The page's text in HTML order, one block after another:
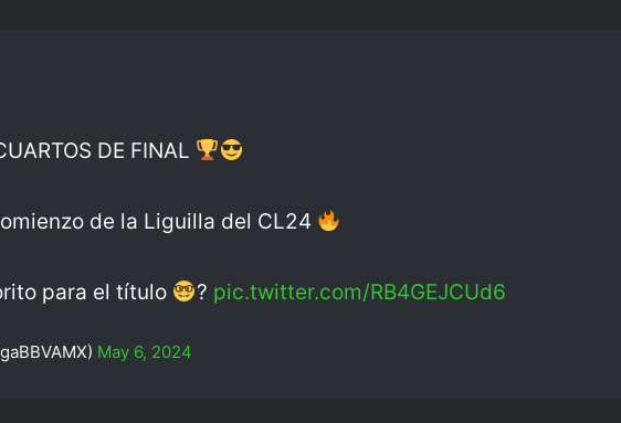
DE FINAL
de la Liguilla del CL24
para el título ? pic.twitter.com/RB4GEJCUd6
May 6, 2024